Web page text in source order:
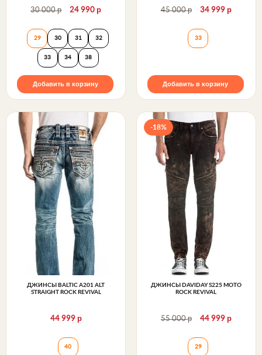
30 000р 24 990р
Джинсы Wide Leg Wings Jeans Affliction
29 30 31 32
33 34 38
Добавить в корзину
45 000р 34 999 р
Джинсы ALBUS
33
Добавить в корзину
ДЖИНСЫ BALTIC A201 ALT
STRAIGHT ROCK REVIVAL
44 999 р
Джинсы BALTIC A201 ALT STRAIGHT Rock Revival
40
-18%
ДЖИНСЫ DAVIDAY S225 MOTO
ROCK REVIVAL
55 000р 44 999 р
Джинсы
29